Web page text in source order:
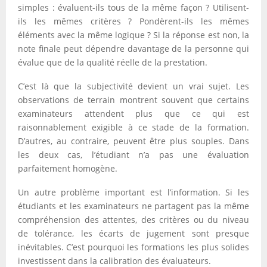
simples : évaluent-ils tous de la même façon ? Utilisent-
ils les mêmes critères ? Pondèrent-ils les mêmes
éléments avec la même logique ? Si la réponse est non, la
note finale peut dépendre davantage de la personne qui
évalue que de la qualité réelle de la prestation.
C’est là que la subjectivité devient un vrai sujet. Les
observations de terrain montrent souvent que certains
examinateurs attendent plus que ce qui est
raisonnablement exigible à ce stade de la formation.
D’autres, au contraire, peuvent être plus souples. Dans
les deux cas, l’étudiant n’a pas une évaluation
parfaitement homogène.
Un autre problème important est l’information. Si les
étudiants et les examinateurs ne partagent pas la même
compréhension des attentes, des critères ou du niveau
de tolérance, les écarts de jugement sont presque
inévitables. C’est pourquoi les formations les plus solides
investissent dans la calibration des évaluateurs.